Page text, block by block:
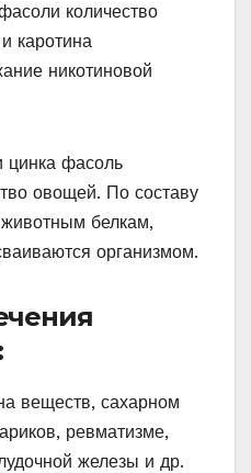
количество
каротина
никотиновой
фасоль
овощей. По составу
белкам,
организмом.
веществ, сахарном
ревматизме,
железы и др.